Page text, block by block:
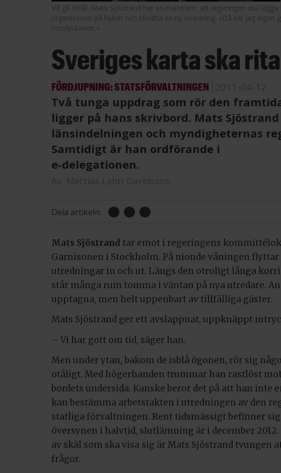
Vill gå i mål. Mats Sjöstrand har en mardröm: att regeringen ska
organisation på hyllan och tillsätta en ny utredning. »Då blir jag ingen
misslyckande.«
Sveriges karta ska
FÖRDJUPNING: STATSFÖRVALTNINGEN
Två tunga uppdrag som rör den
ligger på hans skrivbord. Mats
länsindelningen och myndigheternas
Samtidigt är han ordförande i
e-delegationen.
Dela artikeln:
Mats Sjöstrand tar emot i regeringens
Garnisonen i Stockholm. På nionde våningen flyttar
utredningar in och ut. Längs den otroligt långa
står många rum tomma i väntan på nya utredare.
upptagna, men helt uppenbart av tillfälliga gäster.
Mats Sjöstrand ger ett avslappnat, uppknäppt
– Vi har gott om tid, säger han.
Men under ytan, bakom de isblå ögonen, rör sig
otåligt. Med högerhanden trummar han rastlöst
bordets undersida. Kanske beror det på att han inte
kan bestämma arbetstakten i utredningen av den
statliga förvaltningen. Rent tidsmässigt befinner sig
översynen i halvtid, slutlämning är i december 2012.
av skäl som ska visa sig är Mats Sjöstrand tvungen
frågor.